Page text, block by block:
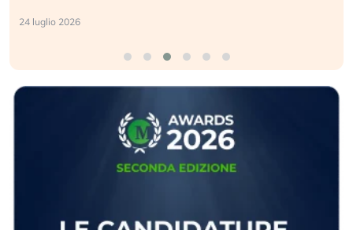
24 luglio 2026